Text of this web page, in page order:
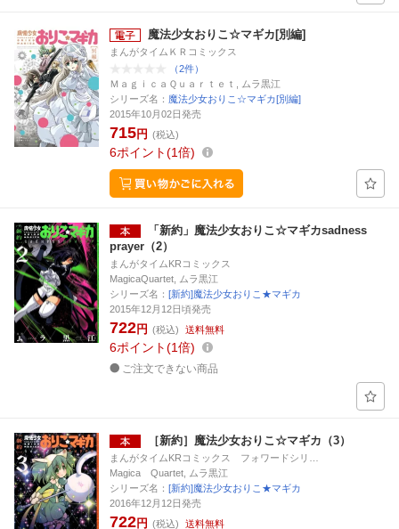
魔法少女おりこ☆マギカ[別編]
まんがタイムＫＲコミックス
（2件）
ＭａｇｉｃａＱｕａｒｔｅｔ, ムラ黒江
シリーズ名： 魔法少女おりこ☆マギカ[別編]
2015年10月02日発売
715円 (税込)
6ポイント 1倍
「新約」魔法少女おりこ☆マギカsadness
prayer（2）
まんがタイムKRコミックス
MagicaQuartet, ムラ黒江
シリーズ名： [新約]魔法少女おりこ★マギカ
2015年12月12日頃発売
722円 (税込) 送料無料
6ポイント 1倍
ご注文できない商品
［新約］魔法少女おりこ☆マギカ（3）
まんがタイムKRコミックス フォワードシリ…
Magica Quartet, ムラ黒江
シリーズ名： [新約]魔法少女おりこ★マギカ
2016年12月12日発売
722円 (税込) 送料無料